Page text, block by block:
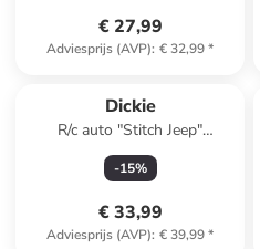
€ 27,99
Adviesprijs (AVP): € 32,99*
Dickie
R/c auto "Stitch Jeep"
lichtblauw - vanaf 6 jaar
-15%
€ 33,99
Adviesprijs (AVP): € 39,99*